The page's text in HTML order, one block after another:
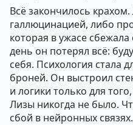
Всё закончилось
галлюцинацией, либо
которая в ужасе
день он потерял всё:
себя. Психология стала
броней. Он выстроил
и логики только для
Лизы никогда не было.
сбой в нейронных связях.